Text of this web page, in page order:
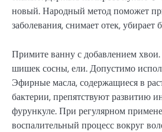
новый. Народный метод поможет
заболевания, снимает отек, убирает
Примите ванну с добавлением хвои.
шишек сосны, ели. Допустимо
Эфирные масла, содержащиеся в
бактерии, препятствуют развитию
фурункуле. При регулярном
воспалительный процесс вокруг